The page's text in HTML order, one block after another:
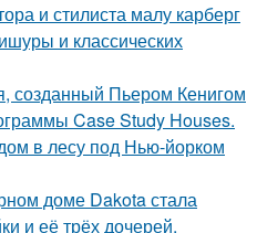
и стилиста малу карберг
и классических
созданный Пьером Кенигом
Case Study Houses.
в лесу под Нью-йорком
доме Dakota стала
и её трёх дочерей.